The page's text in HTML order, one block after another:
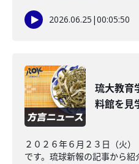
2026.06.25 |00:05:50
琉大教育
料館を見
２０２６年６月２３日（火
です。琉球新報の記事から